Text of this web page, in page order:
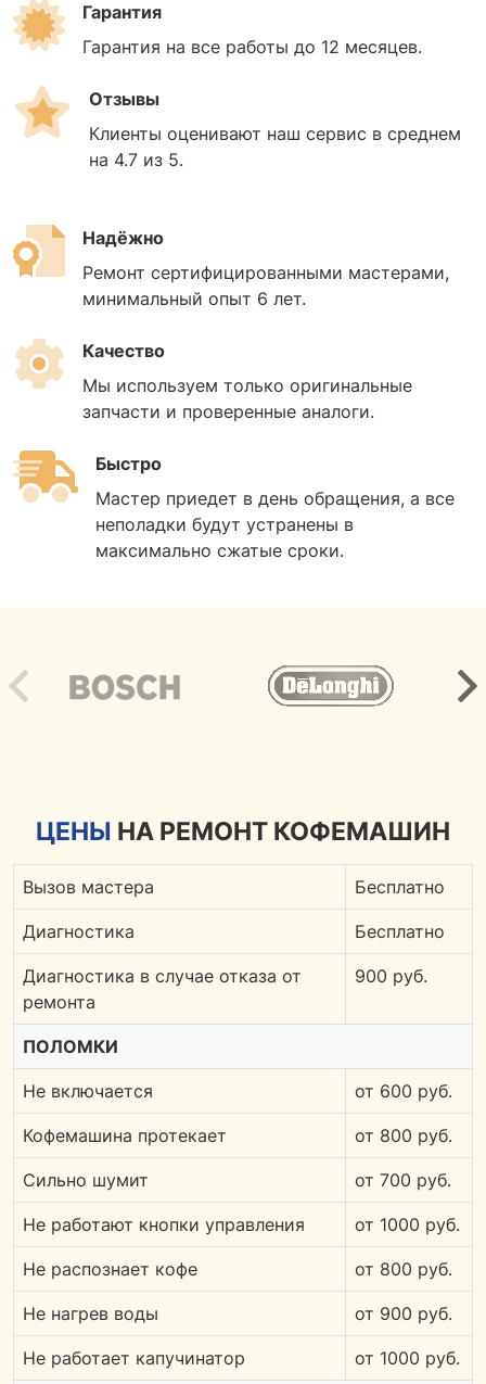
Гарантия
Гарантия на все работы до 12 месяцев.
Отзывы
Клиенты оценивают наш сервис в среднем
на 4.7 из 5.
Надёжно
Ремонт сертифицированными мастерами,
минимальный опыт 6 лет.
Качество
Мы используем только оригинальные
запчасти и проверенные аналоги.
Быстро
Мастер приедет в день обращения, а все
неполадки будут устранены в
максимально сжатые сроки.
ЦЕНЫ НА РЕМОНТ КОФЕМАШИН
Вызов мастера Бесплатно
Диагностика Бесплатно
Диагностика в случае отказа от
ремонта
900 руб.
ПОЛОМКИ
Не включается от 600 руб.
Кофемашина протекает от 800 руб.
Сильно шумит от 700 руб.
Не работают кнопки управления от 1000 руб.
Не распознает кофе от 800 руб.
Не нагрев воды от 900 руб.
Не работает капучинатор от 1000 руб.